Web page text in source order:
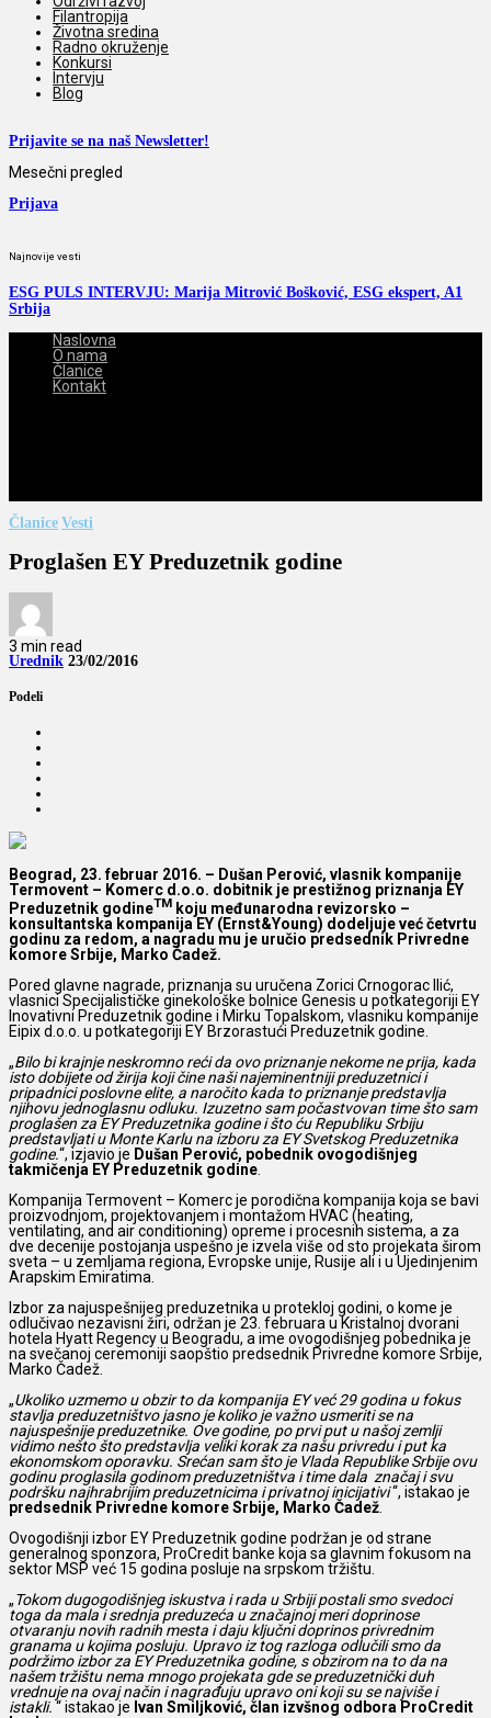
Filantropija
Životna sredina
Radno okruženje
Konkursi
Intervju
Blog
Prijavite se na naš Newsletter!
Mesečni pregled
Prijava
Najnovije vesti
ESG PULS INTERVJU: Marija Mitrović Bošković, ESG ekspert, A1
Srbija
Naslovna
O nama
Članice
Kontakt
Članice Vesti
Proglašen EY Preduzetnik godine
3 min read
Urednik 23/02/2016
Podeli
Beograd, 23. februar 2016. – Dušan Perović, vlasnik kompanije
Termovent – Komerc d.o.o. dobitnik je prestižnog priznanja EY
Preduzetnik godineTM koju međunarodna revizorsko –
konsultantska kompanija EY (Ernst&Young) dodeljuje već četvrtu
godinu za redom, a nagradu mu je uručio predsednik Privredne
komore Srbije, Marko Čadež.
Pored glavne nagrade, priznanja su uručena Zorici Crnogorac Ilić,
vlasnici Specijalističke ginekološke bolnice Genesis u potkategoriji EY
Inovativni Preduzetnik godine i Mirku Topalskom, vlasniku kompanije
Eipix d.o.o. u potkategoriji EY Brzorastući Preduzetnik godine.
„Bilo bi krajnje neskromno reći da ovo priznanje nekome ne prija, kada
isto dobijete od žirija koji čine naši najeminentniji preduzetnici i
pripadnici poslovne elite, a naročito kada to priznanje predstavlja
njihovu jednoglasnu odluku. Izuzetno sam počastvovan time što sam
proglašen za EY Preduzetnika godine i što ću Republiku Srbiju
predstavljati u Monte Karlu na izboru za EY Svetskog Preduzetnika
godine.“, izjavio je Dušan Perović, pobednik ovogodišnjeg
takmičenja EY Preduzetnik godine
Kompanija Termovent – Komerc je porodična kompanija koja se bavi
proizvodnjom, projektovanjem i montažom HVAC (heating,
ventilating, and air conditioning) opreme i procesnih sistema, a za
dve decenije postojanja uspešno je izvela više od sto projekata širom
sveta – u zemljama regiona, Evropske unije, Rusije ali i u Ujedinjenim
Arapskim Emiratima.
Izbor za najuspešnijeg preduzetnika u protekloj godini, o kome je
odlučivao nezavisni žiri, održan je 23. februara u Kristalnoj dvorani
hotela Hyatt Regency u Beogradu, a ime ovogodišnjeg pobednika je
na svečanoj ceremoniji saopštio predsednik Privredne komore Srbije,
Marko Čadež.
„Ukoliko uzmemo u obzir to da kompanija EY već 29 godina u fokus
stavlja preduzetništvo jasno je koliko je važno usmeriti se na
najuspešnije preduzetnike. Ove godine, po prvi put u našoj zemlji
vidimo nešto što predstavlja veliki korak za našu privredu i put ka
ekonomskom oporavku. Srećan sam što je Vlada Republike Srbije ovu
godinu proglasila godinom preduzetništva i time dala značaj i svu
podršku najhrabrijim preduzetnicima i privatnoj inicijativi“, istakao je
predsednik Privredne komore Srbije, Marko Čadež
Ovogodišnji izbor EY Preduzetnik godine podržan je od strane
generalnog sponzora, ProCredit banke koja sa glavnim fokusom na
sektor MSP već 15 godina posluje na srpskom tržištu.
„Tokom dugogodišnjeg iskustva i rada u Srbiji postali smo svedoci
toga da mala i srednja preduzeća u značajnoj meri doprinose
otvaranju novih radnih mesta i daju ključni doprinos privrednim
granama u kojima posluju. Upravo iz tog razloga odlučili smo da
podržimo izbor za EY Preduzetnika godine, s obzirom na to da na
našem tržištu nema mnogo projekata gde se preduzetnički duh
vrednuje na ovaj način i nagrađuju upravo oni koji su se najviše i
istakli. “ istakao je Ivan Smiljković, član izvšnog odbora ProCredit